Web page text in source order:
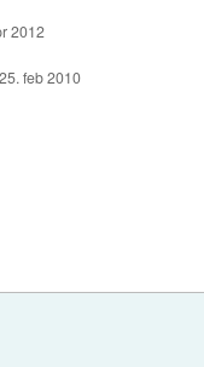
2012
25. feb 2010